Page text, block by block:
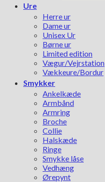
Ure
Herre ur
Dame ur
Unisex Ur
Børne ur
Limited edition
Vægur/Vejrstation
Vækkeure/Bordur
Smykker
Ankelkæde
Armbånd
Armring
Broche
Collie
Halskæde
Ringe
Smykke låse
Vedhæng
Ørepynt